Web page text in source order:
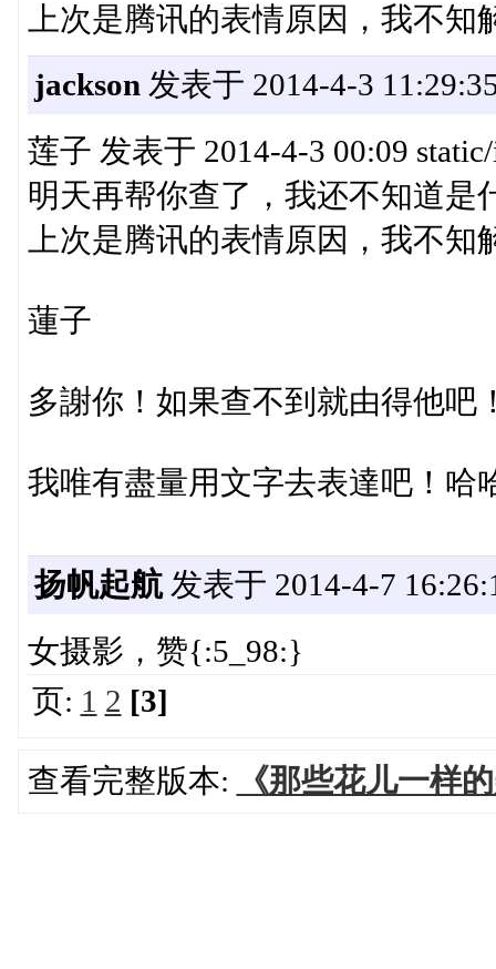
上次是腾讯的表情原因，我不
jackson 发表于 2014-4-3
莲子 发表于 2014-4-3 00:09
明天再帮你查了，我还不知道是
上次是腾讯的表情原因，我不
蓮子
多謝你！如果查不到就由得他吧
我唯有盡量用文字去表達吧！哈
扬帆起航发表于 2014-4-7
女摄影，赞{:5_98:}
页: 1 2 [3]
查看完整版本: 《那些花儿一样